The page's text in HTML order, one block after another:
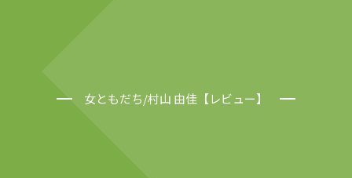
女ともだち/村山 由佳【レビュー】